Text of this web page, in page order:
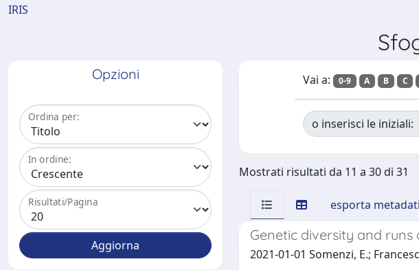
IRIS
Opzioni
Ordina per:
In ordine:
Risultati/Pagina
Vai a: 0-9 A B C
o inserisci le iniziali:
Mostrati risultati da 11 a 30 di 31
esporta metadati
Genetic diversity and
2021-01-01 Somenzi, E.;